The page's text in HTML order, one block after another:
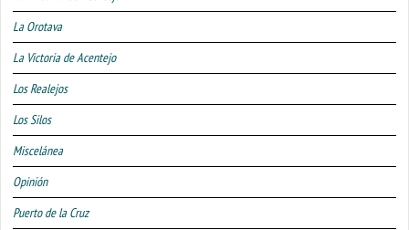
La Orotava
La Victoria de Acentejo
Los Realejos
Los Silos
Miscelánea
Opinión
Puerto de la Cruz